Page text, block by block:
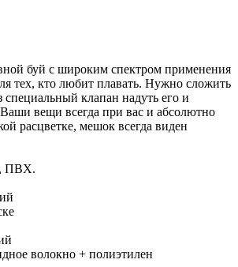
буй с широким спектром применения
тех, кто любит плавать. Нужно сложить
клапан надуть его и
Ваши вещи всегда при вас и абсолютно
расцветке, мешок всегда виден
ПВХ.
волокно + полиэтилен